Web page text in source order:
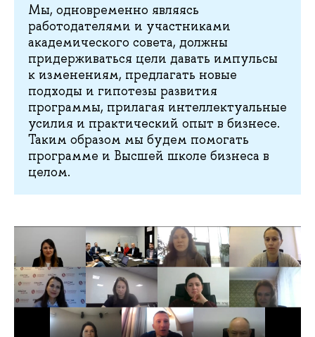
Мы, одновременно являясь
работодателями и участниками
академического совета, должны
придерживаться цели давать импульсы
к изменениям, предлагать новые
подходы и гипотезы развития
программы, прилагая интеллектуальные
усилия и практический опыт в бизнесе.
Таким образом мы будем помогать
программе и Высшей школе бизнеса в
целом.